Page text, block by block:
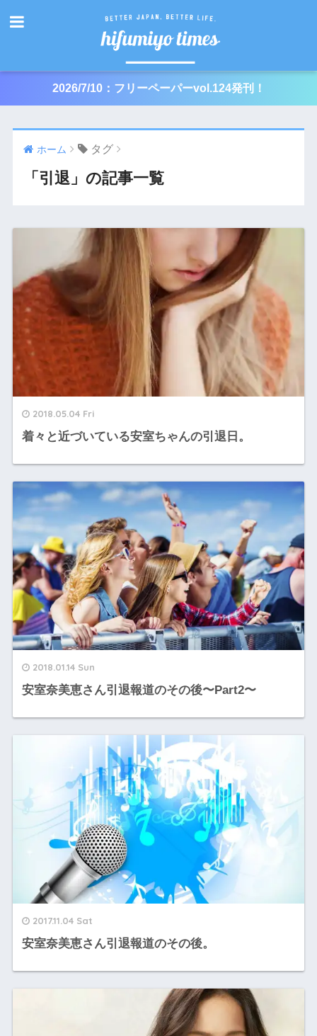
2026/7/10：フリーペーパーvol.124発刊！
ホーム タグ
「引退」の記事一覧
2018.05.04 Fri
着々と近づいている安室ちゃんの引退日。
2018.01.14 Sun
安室奈美恵さん引退報道のその後〜Part2〜
2017.11.04 Sat
安室奈美恵さん引退報道のその後。